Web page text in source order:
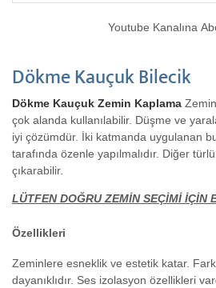
Youtube Kanalına
Dökme Kauçuk Bilecik
Dökme Kauçuk Zemin Kaplama
çok alanda kullanılabilir. Düşme ve
iyi çözümdür. İki katmanda uygulanan
tarafında özenle yapılmalıdır. Diğer
çıkarabilir.
LÜTFEN DOĞRU ZEMİN SEÇİMİ İÇİN
Özellikleri
Zeminlere esneklik ve estetik katar.
dayanıklıdır. Ses izolasyon özellikleri